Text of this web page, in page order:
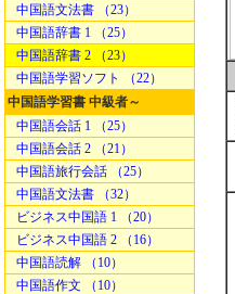
中国語文法書 （23）
中国語辞書 1 （25）
中国語辞書 2 （23）
中国語学習ソフト （22）
中国語学習書 中級者～
中国語会話 1 （25）
中国語会話 2 （21）
中国語旅行会話 （25）
中国語文法書 （32）
ビジネス中国語 1 （20）
ビジネス中国語 2 （16）
中国語読解 （10）
中国語作文 （10）